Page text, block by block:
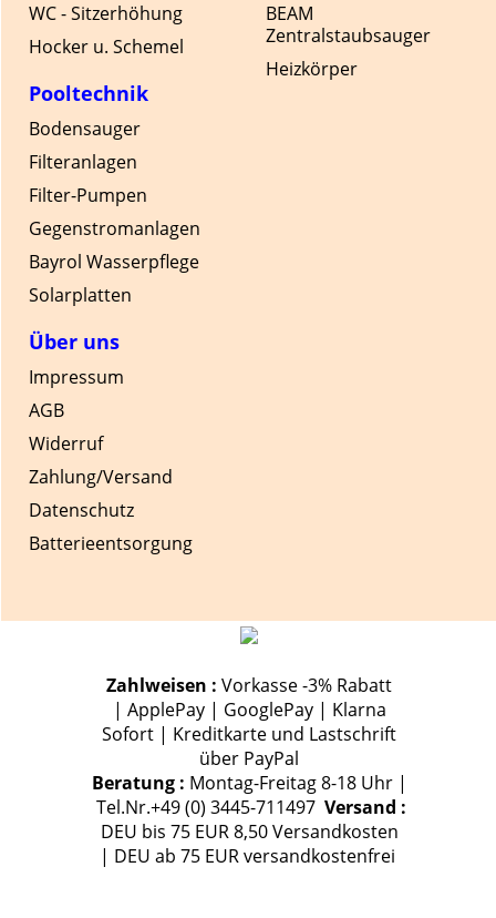
BEAM
Zentralstaubsauger
Heizkörper
WC - Sitzerhöhung
Hocker u. Schemel
Pooltechnik
Bodensauger
Filteranlagen
Filter-Pumpen
Gegenstromanlagen
Bayrol Wasserpflege
Solarplatten
Über uns
Impressum
AGB
Widerruf
Zahlung/Versand
Datenschutz
Batterieentsorgung
Zahlweisen : Vorkasse -3% Rabatt
| ApplePay | GooglePay | Klarna
Sofort | Kreditkarte und Lastschrift
über PayPal
Beratung : Montag-Freitag 8-18 Uhr |
Tel.Nr.+49 (0) 3445-711497 Versand :
DEU bis 75 EUR 8,50 Versandkosten
| DEU ab 75 EUR versandkostenfrei